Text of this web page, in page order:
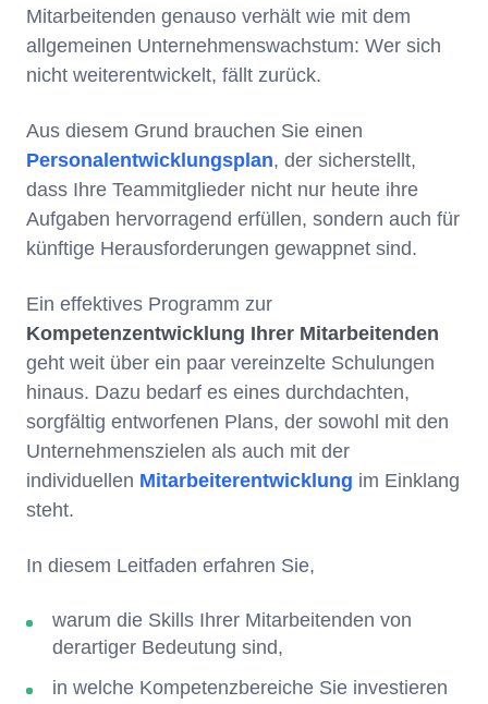
Mitarbeitenden genauso verhält wie mit dem
allgemeinen Unternehmenswachstum: Wer sich
nicht weiterentwickelt, fällt zurück.
Aus diesem Grund brauchen Sie einen
Personalentwicklungsplan, der sicherstellt,
dass Ihre Teammitglieder nicht nur heute ihre
Aufgaben hervorragend erfüllen, sondern auch für
künftige Herausforderungen gewappnet sind.
Ein effektives Programm zur
Kompetenzentwicklung Ihrer Mitarbeitenden
geht weit über ein paar vereinzelte Schulungen
hinaus. Dazu bedarf es eines durchdachten,
sorgfältig entworfenen Plans, der sowohl mit den
Unternehmenszielen als auch mit der
individuellen Mitarbeiterentwicklung im Einklang
steht.
In diesem Leitfaden erfahren Sie,
warum die Skills Ihrer Mitarbeitenden von
derartiger Bedeutung sind,
in welche Kompetenzbereiche Sie investieren